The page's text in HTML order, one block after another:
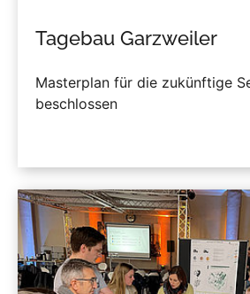
Tagebau Garzweiler
Masterplan für die zukünftige
beschlossen